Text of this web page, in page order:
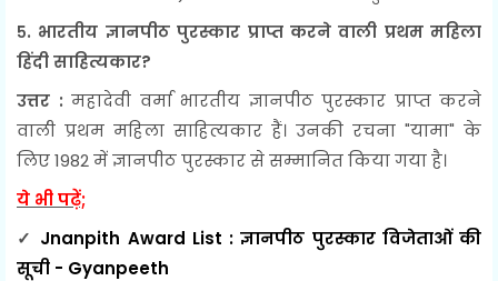
५. भारतीय ज्ञानपीठ पुरस्कार प्राप्त करने वाली प्रथम महिला
हिंदी साहित्यकार?
उत्तर : महादेवी वर्मा भारतीय ज्ञानपीठ पुरस्कार प्राप्त करने
वाली प्रथम महिला साहित्यकार हैं। उनकी रचना "यामा" के
लिए 1982 में ज्ञानपीठ पुरस्कार से सम्मानित किया गया है।
ये भी पढ़ें;
✓ Jnanpith Award List : ज्ञानपीठ पुरस्कार विजेताओं की
सूची - Gyanpeeth